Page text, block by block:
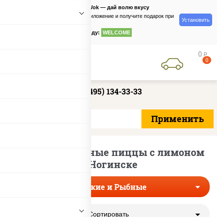
PizzaSushiWok — дай волю вкусу
Скачайте приложение и получите подарок при
по промокоду: WELCOME
Установить
0 руб
0
+7 (495) 134-33-33
Морские и рыбные пиццы с лимоном
в Ногинске
Морские и Рыбные
Сортировать